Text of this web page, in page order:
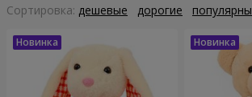
Cортировка: дешевые дорогие